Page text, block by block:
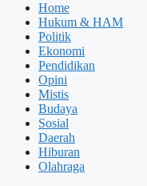
Home
Hukum & HAM
Politik
Ekonomi
Pendidikan
Opini
Mistis
Budaya
Sosial
Daerah
Hiburan
Olahraga